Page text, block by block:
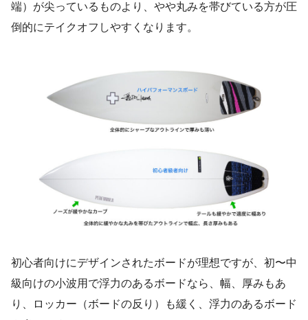
端）が尖っているものより、やや丸みを帯びている方が圧
倒的にテイクオフしやすくなります。
初心者向けにデザインされたボードが理想ですが、初〜中
級向けの小波用で浮力のあるボードなら、幅、厚みもあ
り、ロッカー（ボードの反り）も緩く、浮力のあるボード